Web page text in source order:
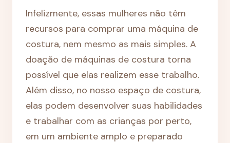
Infelizmente, essas mulheres não têm
recursos para comprar uma máquina de
costura, nem mesmo as mais simples. A
doação de máquinas de costura torna
possível que elas realizem esse trabalho.
Além disso, no nosso espaço de costura,
elas podem desenvolver suas habilidades
e trabalhar com as crianças por perto,
em um ambiente amplo e preparado